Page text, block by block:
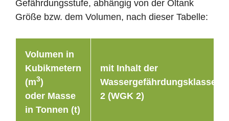
Gefährdungsstufe, abhängig von der Öltank
Größe bzw. dem Volumen, nach dieser Tabelle:
Volumen in
Kubikmetern
(m3)
oder Masse
in Tonnen (t)
mit Inhalt der
Wassergefährdungsklasse
2 (WGK 2)